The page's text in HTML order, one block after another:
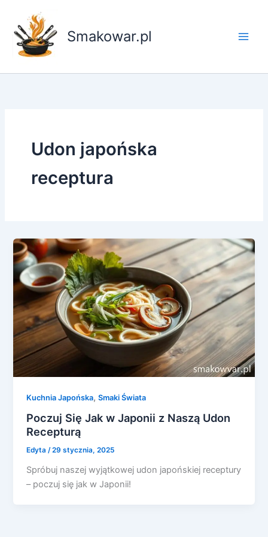
treści
Smakowar.pl
Udon japońska
receptura
Kuchnia Japońska,Smaki Świata
Poczuj Się Jak w Japonii z Naszą Udon
Recepturą
Edyta/29 stycznia, 2025
Spróbuj naszej wyjątkowej udon japońskiej receptury
– poczuj się jak w Japonii!